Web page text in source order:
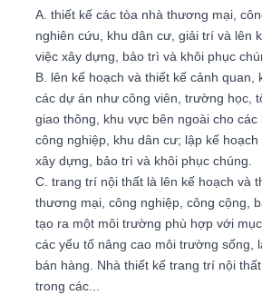
A. thiết kế các tòa nhà thương mại,
nghiên cứu, khu dân cư, giải trí và lên
việc xây dựng, bảo trì và khôi phục
B. lên kế hoạch và thiết kế cảnh quan,
các dự án như công viên, trường học,
giao thông, khu vực bên ngoài cho
công nghiệp, khu dân cư; lập kế
xây dựng, bảo trì và khôi phục chúng.
C. trang trí nội thất là lên kế hoạch và
thương mại, công nghiệp, công cộng,
tạo ra một môi trường phù hợp với
các yếu tố nâng cao môi trường sống,
bán hàng. Nhà thiết kế trang trí nội
trong các...